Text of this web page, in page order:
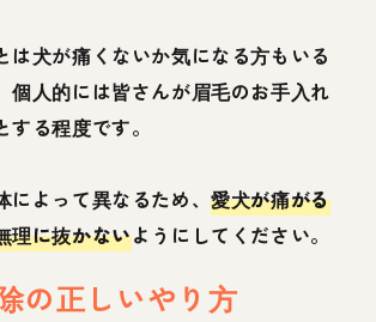
は犬が痛くないか気になる方もいる
個人的には皆さんが眉毛のお手入れ
る程度です。
によって異なるため、愛犬が痛がる
理に抜かないようにしてください。
の正しいやり方